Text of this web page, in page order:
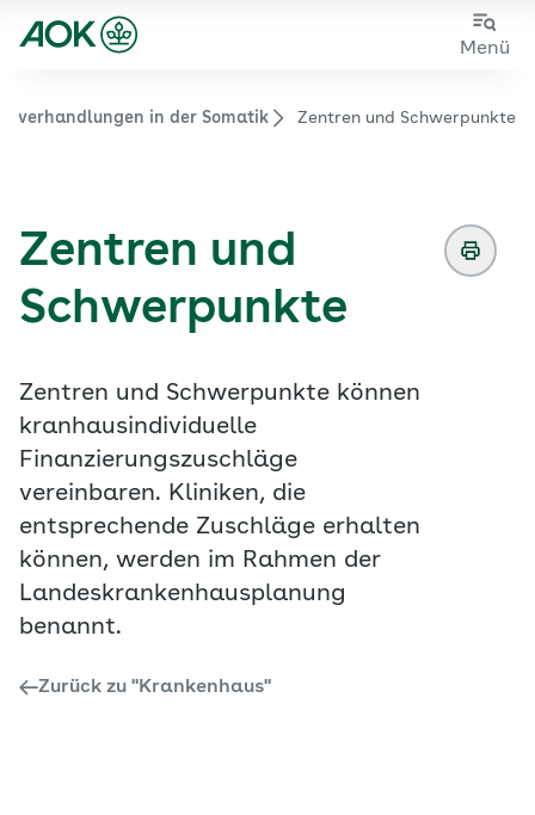
Zum
Zur
Menü
Zur Startseite von der Website aok.de/gp
in der Somatik Zentren und Schwerpunkte
Zentren und
Schwerpunkte
Zentren und Schwerpunkte können
kranhausindividuelle
Finanzierungszuschläge
vereinbaren. Kliniken, die
entsprechende Zuschläge erhalten
können, werden im Rahmen der
Landeskrankenhausplanung
benannt.
Zurück zu "Krankenhaus"